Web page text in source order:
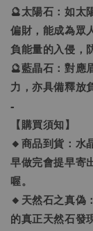
🔮太陽石：如太
偏財，能成為眾
負能量的入侵，
🔮藍晶石：對應
力，亦具備釋放
-
【購買須知】
🔸商品到貨：水
早做完會提早寄
喔。
🔸天然石之真偽
的真正天然石發